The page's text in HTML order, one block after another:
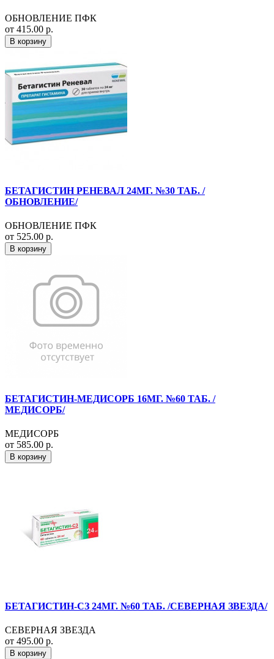
ОБНОВЛЕНИЕ ПФК
от 415.00 р.
В корзину
БЕТАГИСТИН РЕНЕВАЛ 24МГ. №30 ТАБ. /
ОБНОВЛЕНИЕ/
ОБНОВЛЕНИЕ ПФК
от 525.00 р.
В корзину
БЕТАГИСТИН-МЕДИСОРБ 16МГ. №60 ТАБ. /
МЕДИСОРБ/
МЕДИСОРБ
от 585.00 р.
В корзину
БЕТАГИСТИН-СЗ 24МГ. №60 ТАБ. /СЕВЕРНАЯ ЗВЕЗДА/
СЕВЕРНАЯ ЗВЕЗДА
от 495.00 р.
В корзину